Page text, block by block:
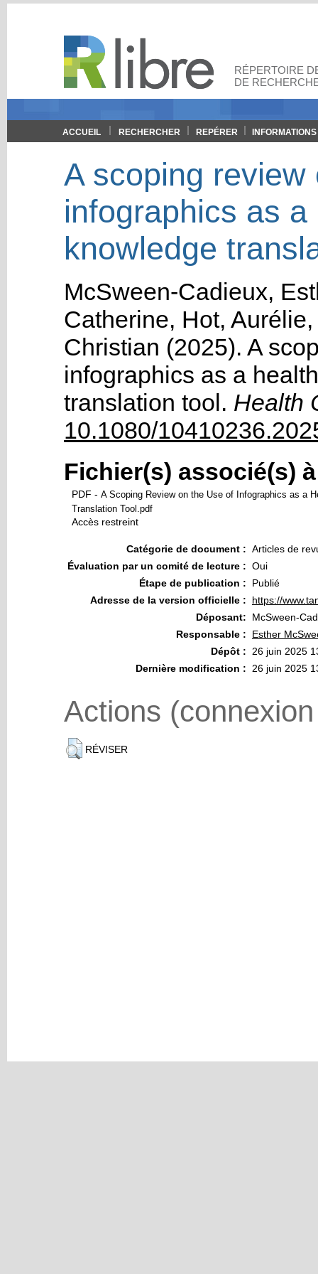
RÉPERTOIRE
DE
ACCUEIL RECHERCHER REPÉRER INFORMATIONS
A scoping
infographics as
knowledge
McSween-Cadieux,
Catherine, Hot, Aurélie
Christian (2025). A
infographics as a
translation tool. Health
10.1080/
Fichier(s) associé(s)
PDF - A Scoping Review on the Use of Infographics as a
Translation Tool.pdf
Accès restreint
Catégorie de document : Articles de
Évaluation par un comité de lecture : Oui
Étape de publication :
Publié
Adresse de la version officielle :
https://
Déposant:
McSween-
Responsable :
Esther
Dépôt :
26 juin 2025
Dernière modification :
26 juin 2025
Actions
RÉVISER